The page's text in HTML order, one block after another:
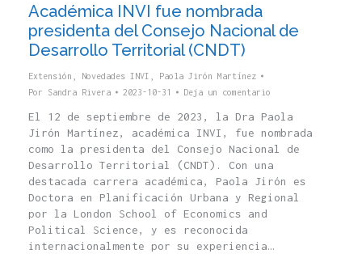
Académica INVI fue nombrada
presidenta del Consejo Nacional de
Desarrollo Territorial (CNDT)
Extensión Novedades INVI
Paola Jirón Martínez
Por Sandra Rivera 2023-10-31 Deja un comentario
El 12 de septiembre de 2023, la Dra Paola
Jirón Martínez, académica INVI, fue nombrada
como la presidenta del Consejo Nacional de
Desarrollo Territorial (CNDT). Con una
destacada carrera académica, Paola Jirón es
Doctora en Planificación Urbana y Regional
por la London School of Economics and
Political Science, y es reconocida
internacionalmente por su experiencia…